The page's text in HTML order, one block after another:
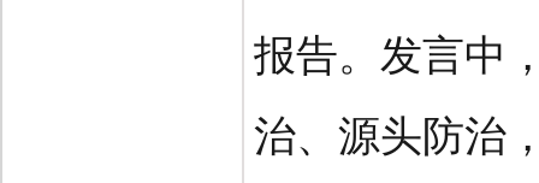
报告。发言中
治、源头防治